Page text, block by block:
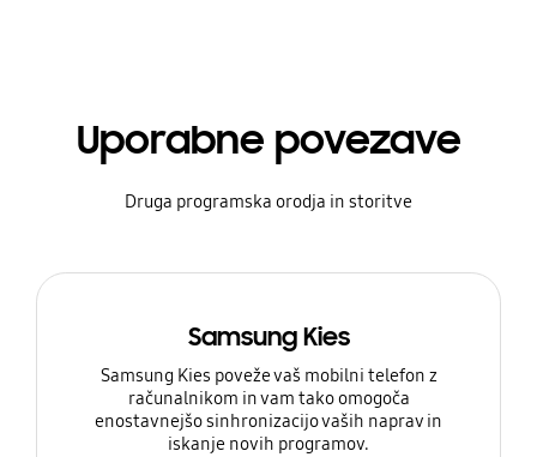
Uporabne povezave
Druga programska orodja in storitve
Samsung Kies
Samsung Kies poveže vaš mobilni telefon z
računalnikom in vam tako omogoča
enostavnejšo sinhronizacijo vaših naprav in
iskanje novih programov.